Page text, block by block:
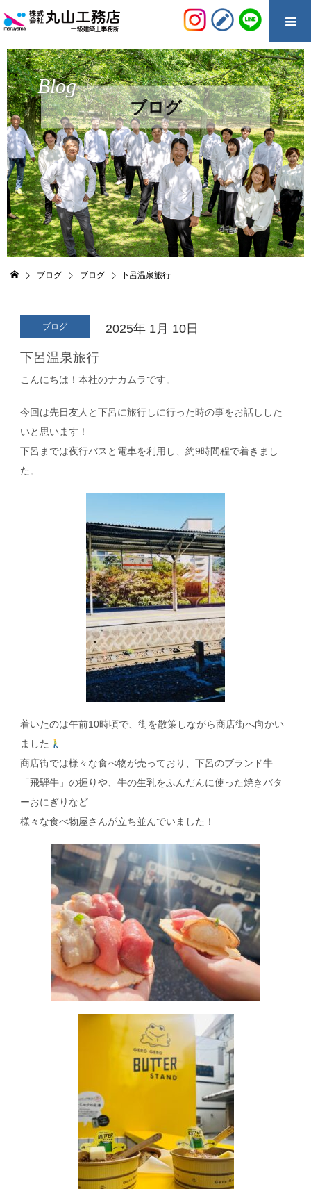
ブログ
Blog
ブログ ブログ 下呂温泉旅行
2025年 1月 10日
ブログ
下呂温泉旅行
こんにちは！本社のナカムラです。
今回は先日友人と下呂に旅行しに行った時の事をお話しした
いと思います！
下呂までは夜行バスと電車を利用し、約9時間程で着きまし
た。
着いたのは午前10時頃で、街を散策しながら商店街へ向かい
ました
商店街では様々な食べ物が売っており、下呂のブランド牛
「飛騨牛」の握りや、牛の生乳をふんだんに使った焼きバタ
ーおにぎりなど
様々な食べ物屋さんが立ち並んでいました！